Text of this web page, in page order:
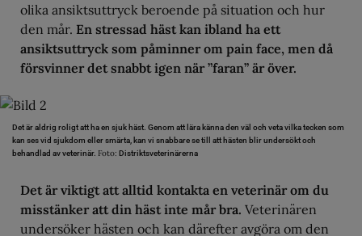
olika ansiktsuttryck beroende på situation och hur
den mår. En stressad häst kan ibland ha ett
ansiktsuttryck som påminner om pain face, men då
försvinner det snabbt igen när ”faran” är över.
Det är aldrig roligt att ha en sjuk häst. Genom att lära känna den väl och veta vilka tecken som
kan ses vid sjukdom eller smärta, kan vi snabbare se till att hästen blir undersökt och
behandlad av veterinär. Foto: Distriktsveterinärerna
Det är viktigt att alltid kontakta en veterinär om du
misstänker att din häst inte mår bra. Veterinären
undersöker hästen och kan därefter avgöra om den